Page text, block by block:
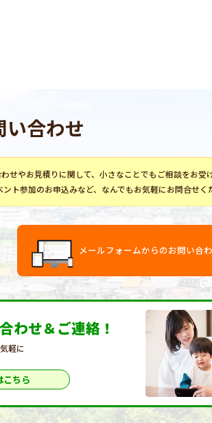
い合わせ
せやお見積りに関して、小さなことでもご相談をお受
ント参加のお申込みなど、なんでもお気軽にお問合せく
メールフォームからのお問い合
わせ＆ご連絡！
軽に
こちら